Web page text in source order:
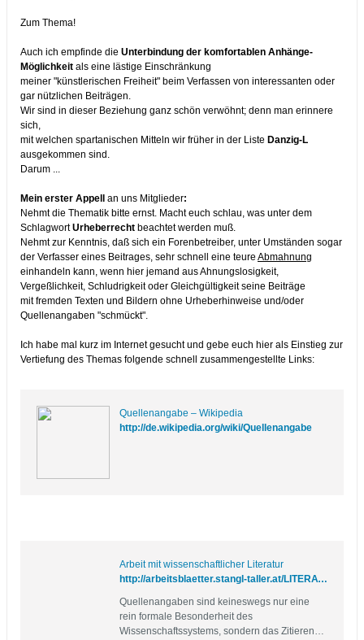
Zum Thema!
Auch ich empfinde die Unterbindung der komfortablen Anhänge-
Möglichkeit als eine lästige Einschränkung
meiner "künstlerischen Freiheit" beim Verfassen von interessanten oder
gar nützlichen Beiträgen.
Wir sind in dieser Beziehung ganz schön verwöhnt; denn man erinnere
sich,
mit welchen spartanischen Mitteln wir früher in der Liste Danzig-L
ausgekommen sind.
Darum ...
Mein erster Appell an uns Mitglieder:
Nehmt die Thematik bitte ernst. Macht euch schlau, was unter dem
SchlagwortUrheberrecht beachtet werden muß.
Nehmt zur Kenntnis, daß sich ein Forenbetreiber, unter Umständen sogar
der Verfasser eines Beitrages, sehr schnell eine teure Abmahnung
einhandeln kann, wenn hier jemand aus Ahnungslosigkeit,
Vergeßlichkeit, Schludrigkeit oder Gleichgültigkeit seine Beiträge
mit fremden Texten und Bildern ohne Urheberhinweise und/oder
Quellenangaben "schmückt".
Ich habe mal kurz im Internet gesucht und gebe euch hier als Einstieg zur
Vertiefung des Themas folgende schnell zusammengestellte Links:
Quellenangabe – Wikipedia
http://de.wikipedia.org/wiki/Quellenangabe
Arbeit mit wissenschaftlicher Literatur
http://arbeitsblaetter.stangl-taller.at/LITERATUR/Quellennachweise.shtml
Quellenangaben sind keineswegs nur eine
rein formale Besonderheit des
Wissenschaftssystems, sondern das Zitieren